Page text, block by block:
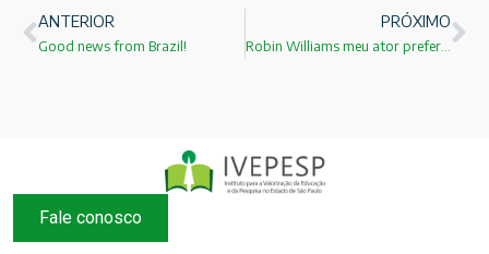
ANTERIOR
Good news from Brazil!
PRÓXIMO
Robin Williams meu ator preferido!
Fale conosco